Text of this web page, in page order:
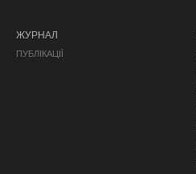
ЖУРНАЛ
ПУБЛІКАЦІЇ